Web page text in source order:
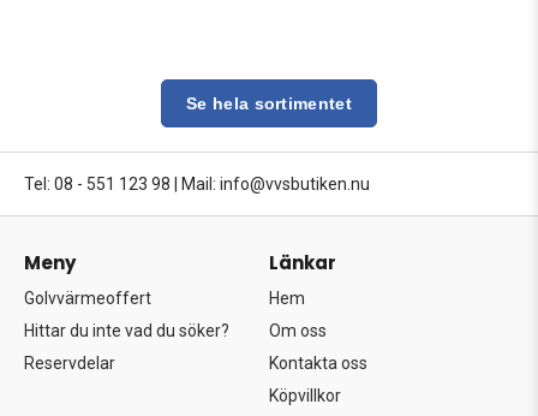
Se hela sortimentet
Tel: 08 - 551 123 98 Mail: info@vvsbutiken.nu
Meny
Golvvärmeoffert
Hittar du inte vad du söker?
Reservdelar
Länkar
Hem
Om oss
Kontakta oss
Köpvillkor